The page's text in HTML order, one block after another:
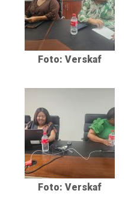
Foto: Verskaf
Foto: Verskaf